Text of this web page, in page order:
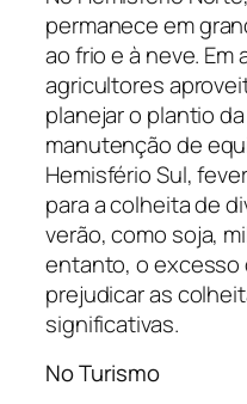
permanece em
ao frio e à neve. Em
agricultores
planejar o plantio
manutenção de
Hemisfério Sul,
para a colheita de
verão, como soja,
entanto, o excesso
prejudicar as
significativas.
No Turismo